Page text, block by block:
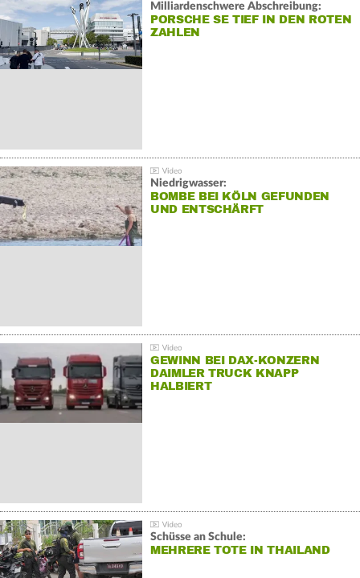
Milliardenschwere Abschreibung:
PORSCHE SE TIEF IN DEN ROTEN
ZAHLEN
Niedrigwasser:
BOMBE BEI KÖLN GEFUNDEN
UND ENTSCHÄRFT
GEWINN BEI DAX-KONZERN
DAIMLER TRUCK KNAPP
HALBIERT
Schüsse an Schule:
MEHRERE TOTE IN THAILAND